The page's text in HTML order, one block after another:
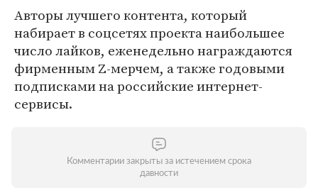
Авторы лучшего контента, который
набирает в соцсетях проекта наибольшее
число лайков, еженедельно награждаются
фирменным Z-мерчем, а также годовыми
подписками на российские интернет-
сервисы.
Комментарии закрыты за истечением срока
давности